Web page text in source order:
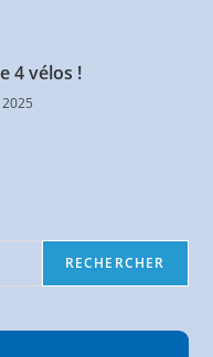
4 vélos !
RECHERCHER